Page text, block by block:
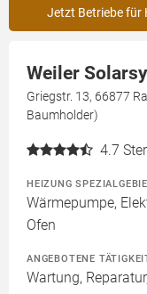
Jetzt Betriebe für
Weiler
Griegstr. 13, 66877
Baumholder)
4.7
HEIZUNG
Wärmepumpe,
Ofen
ANGEBOTENE
Wartung,